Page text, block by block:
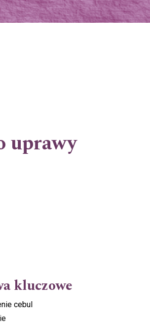
uprawy
kluczowe
cebul